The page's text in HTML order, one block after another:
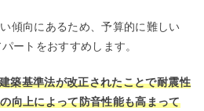
傾向にあるため、予算的に難しい
ートをおすすめします。
築基準法が改正されたことで耐震性
向上によって防音性能も高まって